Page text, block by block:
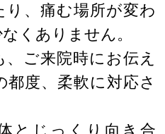
、痛む場所が変わ
くありません。
ご来院時にお伝え
度、柔軟に対応さ
とじっくり向き合